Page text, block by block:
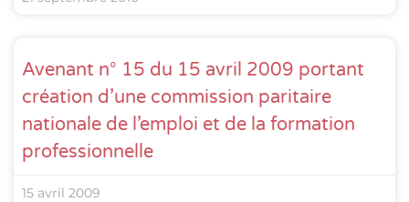
Avenant n° 15 du 15 avril 2009 portant
création d’une commission paritaire
nationale de l’emploi et de la formation
professionnelle
15 avril 2009